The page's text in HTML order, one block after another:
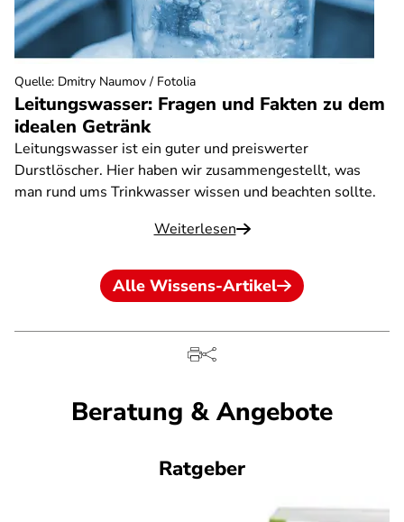
Leitungswasser: Fragen und Fakten zu dem
idealen Getränk
Leitungswasser ist ein guter und preiswerter
Durstlöscher. Hier haben wir zusammengestellt, was
man rund ums Trinkwasser wissen und beachten sollte.
Weiterlesen
Quelle: Dmitry Naumov / Fotolia
Alle Wissens-Artikel
Beratung & Angebote
Ratgeber